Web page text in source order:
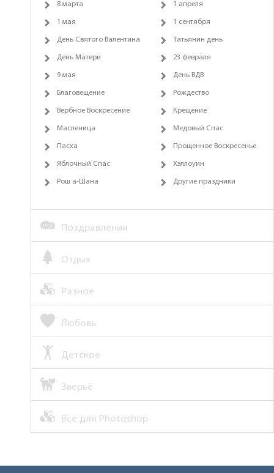
8 марта 1 апреля
1 мая 1 сентября
День Святого Валентина Татьянин день
День Матери 23 февраля
9 мая День ВДВ
Благовещение Рождество
Вербное Воскресение Крещение
Масленица Медовый Спас
Пасха Прощенное Воскресенье
Яблочный Спас Хэллоуин
Рош а-Шана Другие праздники
Поздравления
Отдых
Разное
Любовь
Детское
Зверьё
Все для Photoshop